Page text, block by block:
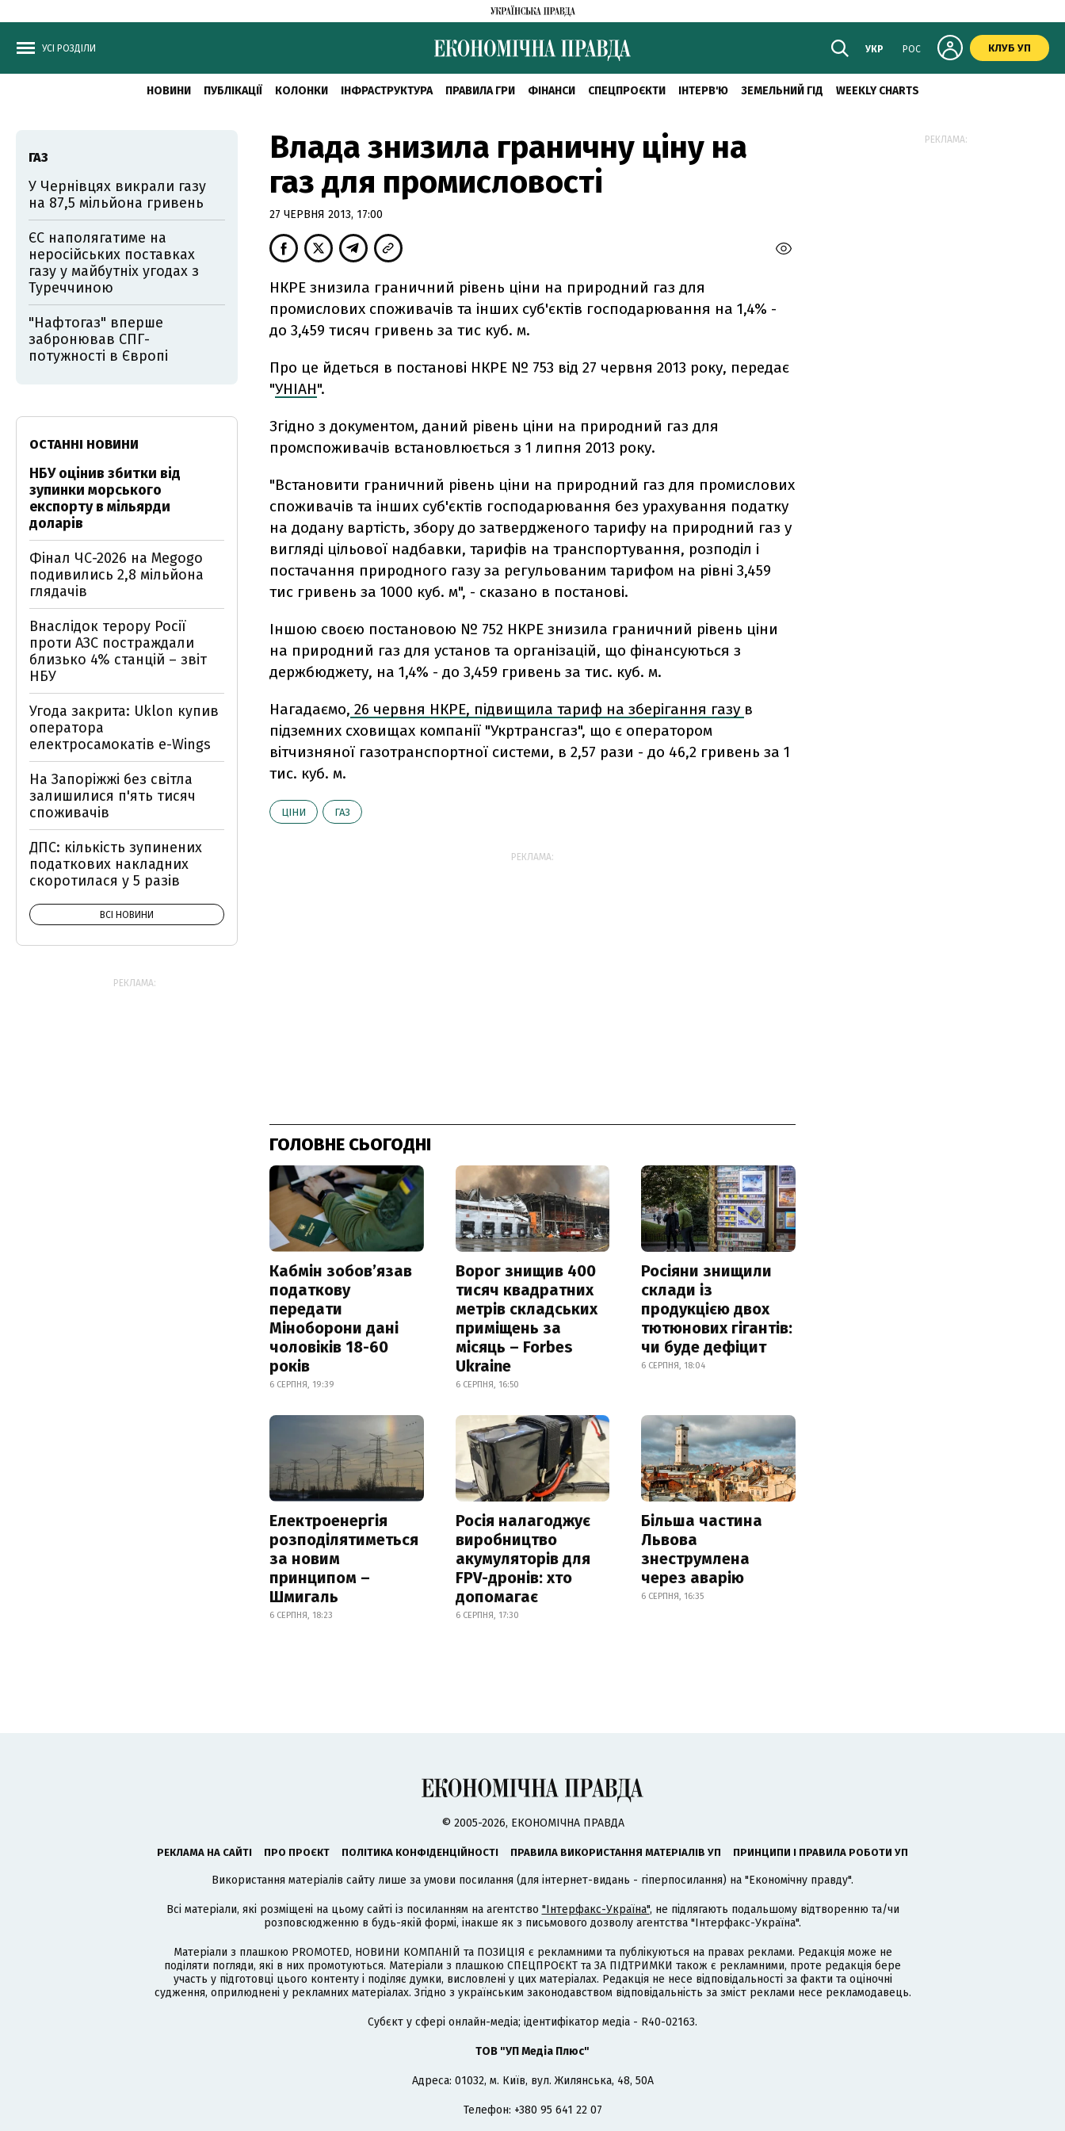
УСІ РОЗДІЛИ УКР РОС КЛУБ УП
НОВИНИ ПУБЛІКАЦІЇ КОЛОНКИ ІНФРАСТРУКТУРА ПРАВИЛА ГРИ ФІНАНСИ СПЕЦПРОЄКТИ ІНТЕРВ'Ю ЗЕМЕЛЬНИЙ ГІД WEEKLY CHARTS
Влада знизила граничну ціну на
газ для промисловості
27 ЧЕРВНЯ 2013, 17:00
НКРЕ знизила граничний рівень ціни на природний газ для
промислових споживачів та інших суб'єктів господарювання на 1,4% -
до 3,459 тисяч гривень за тис куб. м.
Про це йдеться в постанові НКРЕ № 753 від 27 червня 2013 року, передає
"УНІАН".
Згідно з документом, даний рівень ціни на природний газ для
промспоживачів встановлюється з 1 липня 2013 року.
"Встановити граничний рівень ціни на природний газ для промислових
споживачів та інших суб'єктів господарювання без урахування податку
на додану вартість, збору до затвердженого тарифу на природний газ у
вигляді цільової надбавки, тарифів на транспортування, розподіл і
постачання природного газу за регульованим тарифом на рівні 3,459
тис гривень за 1000 куб. м", - сказано в постанові.
Іншою своєю постановою № 752 НКРЕ знизила граничний рівень ціни
на природний газ для установ та організацій, що фінансуються з
держбюджету, на 1,4% - до 3,459 гривень за тис. куб. м.
Нагадаємо, 26 червня НКРЕ, підвищила тариф на зберігання газу в
підземних сховищах компанії "Укртрансгаз", що є оператором
вітчизняної газотранспортної системи, в 2,57 рази - до 46,2 гривень за 1
тис. куб. м.
ЦІНИ ГАЗ
РЕКЛАМА:
ГОЛОВНЕ СЬОГОДНІ
Кабмін зобовʼязав
податкову
передати
Міноборони дані
чоловіків 18-60
років
6 СЕРПНЯ, 19:39
Ворог знищив 400
тисяч квадратних
метрів складських
приміщень за
місяць – Forbes
Ukraine
6 СЕРПНЯ, 16:50
Росіяни знищили
склади із
продукцією двох
тютюнових гігантів:
чи буде дефіцит
6 СЕРПНЯ, 18:04
Електроенергія
розподілятиметься
за новим
принципом –
Шмигаль
6 СЕРПНЯ, 18:23
Росія налагоджує
виробництво
акумуляторів для
FPV-дронів: хто
допомагає
6 СЕРПНЯ, 17:30
Більша частина
Львова
знеструмлена
через аварію
6 СЕРПНЯ, 16:35
ГАЗ
У Чернівцях викрали газу
на 87,5 мільйона гривень
ЄС наполягатиме на
неросійських поставках
газу у майбутніх угодах з
Туреччиною
"Нафтогаз" вперше
забронював СПГ-
потужності в Європі
ОСТАННІ НОВИНИ
НБУ оцінив збитки від
зупинки морського
експорту в мільярди
доларів
Фінал ЧС-2026 на Megogo
подивились 2,8 мільйона
глядачів
Внаслідок терору Росії
проти АЗС постраждали
близько 4% станцій – звіт
НБУ
Угода закрита: Uklon купив
оператора
електросамокатів e-Wings
На Запоріжжі без світла
залишилися п'ять тисяч
споживачів
ДПС: кількість зупинених
податкових накладних
скоротилася у 5 разів
ВСІ НОВИНИ
РЕКЛАМА:
РЕКЛАМА:
© 2005-2026, ЕКОНОМІЧНА ПРАВДА
РЕКЛАМА НА САЙТІ ПРО ПРОЄКТ ПОЛІТИКА КОНФІДЕНЦІЙНОСТІ ПРАВИЛА ВИКОРИСТАННЯ МАТЕРІАЛІВ УП ПРИНЦИПИ І ПРАВИЛА РОБОТИ УП
Використання матеріалів сайту лише за умови посилання (для інтернет-видань - гіперпосилання) на "Економічну правду".
Всі матеріали, які розміщені на цьому сайті із посиланням на агентство "Інтерфакс-Україна", не підлягають подальшому відтворенню та/чи
розповсюдженню в будь-якій формі, інакше як з письмового дозволу агентства "Інтерфакс-Україна".
Матеріали з плашкою PROMOTED, НОВИНИ КОМПАНІЙ та ПОЗИЦІЯ є рекламними та публікуються на правах реклами. Редакція може не
поділяти погляди, які в них промотуються. Матеріали з плашкою СПЕЦПРОЄКТ та ЗА ПІДТРИМКИ також є рекламними, проте редакція бере
участь у підготовці цього контенту і поділяє думки, висловлені у цих матеріалах. Редакція не несе відповідальності за факти та оціночні
судження, оприлюднені у рекламних матеріалах. Згідно з українським законодавством відповідальність за зміст реклами несе рекламодавець.
Cубєкт у сфері онлайн-медіа; ідентифікатор медіа - R40-02163.
ТОВ "УП Медіа Плюс"
Адреса: 01032, м. Київ, вул. Жилянська, 48, 50А
Телефон: +380 95 641 22 07